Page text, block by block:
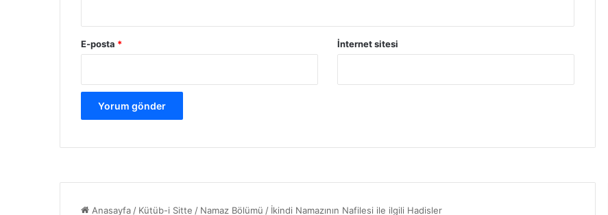
E-posta * İnternet sitesi